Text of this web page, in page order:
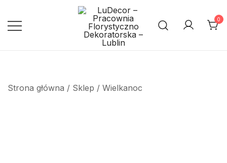
do
treści
0
Strona główna / Sklep / Wielkanoc